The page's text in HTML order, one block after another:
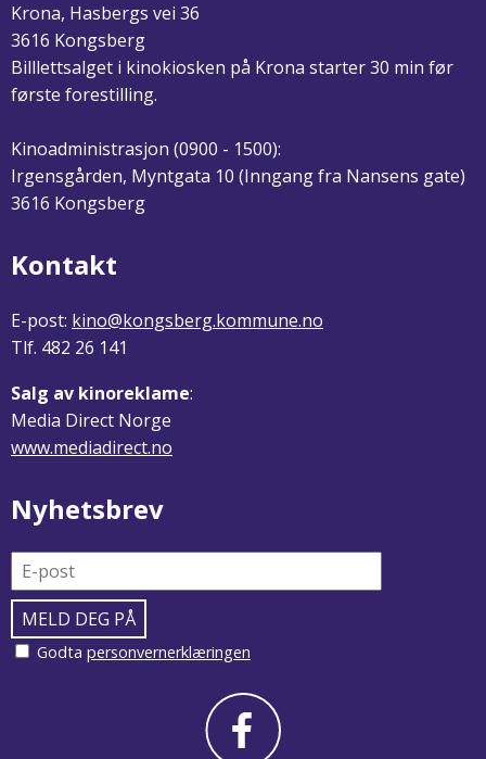
Krona, Hasbergs vei 36
3616 Kongsberg
Billlettsalget i kinokiosken på Krona starter 30 min før
første forestilling.
Kinoadministrasjon (0900 - 1500):
Irgensgården, Myntgata 10 (Inngang fra Nansens gate)
3616 Kongsberg
Kontakt
E-post: kino@kongsberg.kommune.no
Tlf. 482 26 141
Salg av kinoreklame:
Media Direct Norge
www.mediadirect.no
Nyhetsbrev
Godta personvernerklæringen